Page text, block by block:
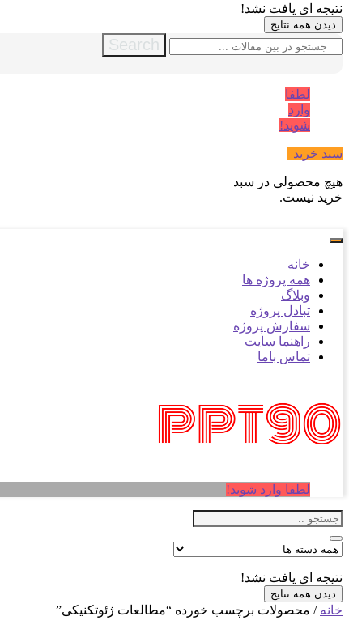
نتیجه ای یافت نشد!
دیدن همه نتایج
Search
لطفا
وارد
شوید!
سبد خرید
هیچ محصولی در سبد
خرید نیست.
خانه
همه پروژه ها
وبلاگ
تبادل پروژه
سفارش پروژه
راهنما سایت
تماس باما
لطفا وارد شوید!
نتیجه ای یافت نشد!
دیدن همه نتایج
خانه / محصولات برچسب خورده “مطالعات ژئوتکنیکی”